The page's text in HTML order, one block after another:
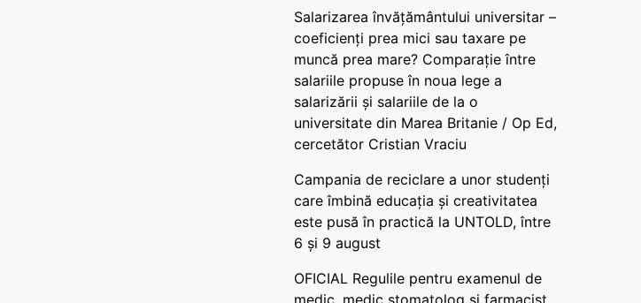
Salarizarea învățământului universitar –
coeficienți prea mici sau taxare pe
muncă prea mare? Comparație între
salariile propuse în noua lege a
salarizării și salariile de la o
universitate din Marea Britanie / Op Ed,
cercetător Cristian Vraciu
Campania de reciclare a unor studenți
care îmbină educația și creativitatea
este pusă în practică la UNTOLD, între
6 și 9 august
OFICIAL Regulile pentru examenul de
medic, medic stomatolog și farmacist